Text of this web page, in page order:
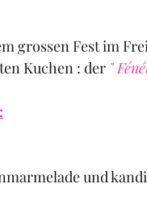
grossen Fest im
Kuchen : der "
und